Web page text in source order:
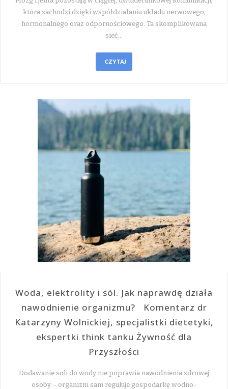
która zachodzi dzięki współdziałaniu układu nerwowego,
hormonalnego oraz odpornościowego. Ta skomplikowana
sieć…
CZYTAJ
Woda, elektrolity i sól. Jak naprawdę działa
nawodnienie organizmu? Komentarz dr
Katarzyny Wolnickiej, specjalistki dietetyki,
ekspertki think tanku Żywność dla
Przyszłości
Dodawanie soli do wody nie poprawia nawodnienia zdrowej
osoby – organizm sam reguluje gospodarkę wodno-